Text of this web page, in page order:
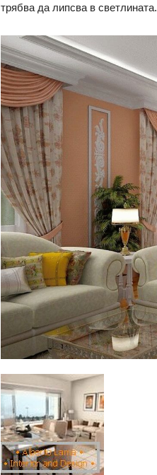
трябва да липсва в светлината.